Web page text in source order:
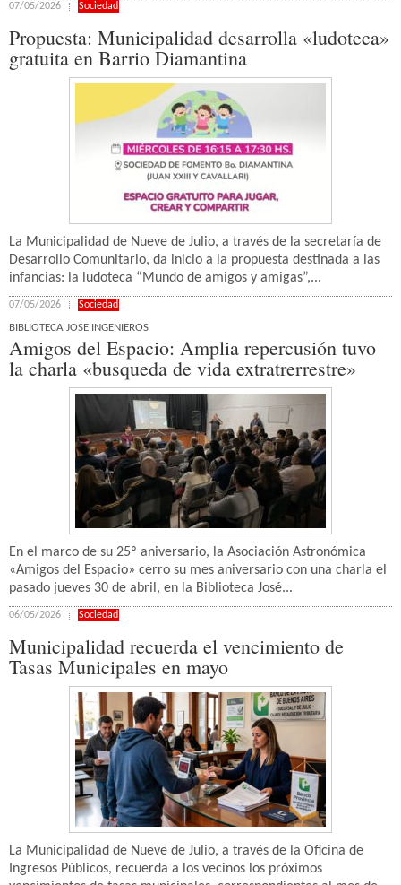
07/05/2026 Sociedad
Propuesta: Municipalidad desarrolla «ludoteca»
gratuita en Barrio Diamantina
La Municipalidad de Nueve de Julio, a través de la secretaría de
Desarrollo Comunitario, da inicio a la propuesta destinada a las
infancias: la ludoteca “Mundo de amigos y amigas”,...
07/05/2026 Sociedad
BIBLIOTECA JOSE INGENIEROS
Amigos del Espacio: Amplia repercusión tuvo
la charla «busqueda de vida extratrerrestre»
En el marco de su 25º aniversario, la Asociación Astronómica
«Amigos del Espacio» cerro su mes aniversario con una charla el
pasado jueves 30 de abril, en la Biblioteca José...
06/05/2026 Sociedad
Municipalidad recuerda el vencimiento de
Tasas Municipales en mayo
La Municipalidad de Nueve de Julio, a través de la Oficina de
Ingresos Públicos, recuerda a los vecinos los próximos